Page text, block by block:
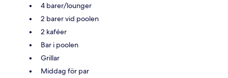
4 barer/lounger
2 barer vid poolen
2 kaféer
Bar i poolen
Grillar
Middag för par